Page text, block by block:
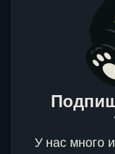
У нас много